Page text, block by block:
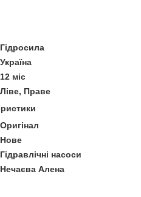
Гідросила
Україна
12 міс
Ліве, Праве
Оригінал
Нове
Гідравлічні насоси
Нечаєва Алена